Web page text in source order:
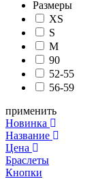
Размеры
XS
S
M
90
52-55
56-59
применить
Новинка
Название
Цена
Браслеты
Кнопки